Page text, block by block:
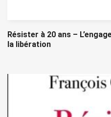
Résister à 20 ans –
la libération